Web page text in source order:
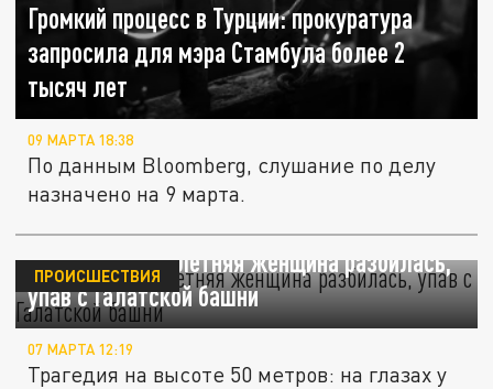
Громкий процесс в Турции: прокуратура
запросила для мэра Стамбула более 2
тысяч лет
09 МАРТА 18:38
По данным Bloomberg, слушание по делу
назначено на 9 марта.
В Стамбуле 30-летняя женщина разбилась,
упав с Галатской башни
ПРОИСШЕСТВИЯ
07 МАРТА 12:19
Трагедия на высоте 50 метров: на глазах у